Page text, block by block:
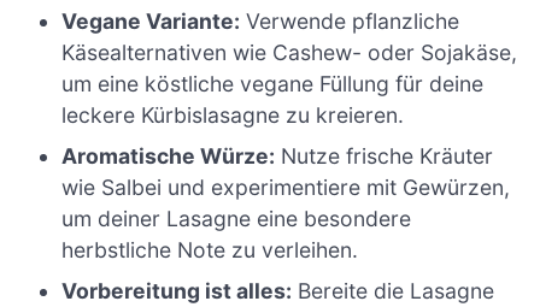
Vegane Variante: Verwende pflanzliche
Käsealternativen wie Cashew- oder Sojakäse,
um eine köstliche vegane Füllung für deine
leckere Kürbislasagne zu kreieren.
Aromatische Würze: Nutze frische Kräuter
wie Salbei und experimentiere mit Gewürzen,
um deiner Lasagne eine besondere
herbstliche Note zu verleihen.
Vorbereitung ist alles: Bereite die Lasagne